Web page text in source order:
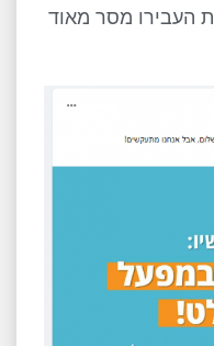
העבירו מסר מאוד